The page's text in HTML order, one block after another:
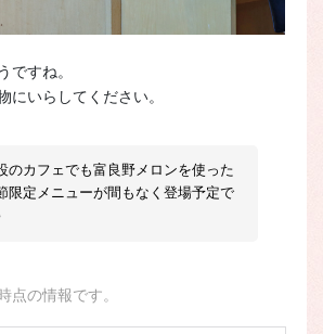
ですね。
にいらしてください。
のカフェでも富良野メロンを使った
限定メニューが間もなく登場予定で
点の情報です。